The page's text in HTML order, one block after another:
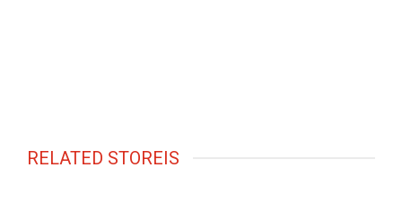
RELATED STOREIS